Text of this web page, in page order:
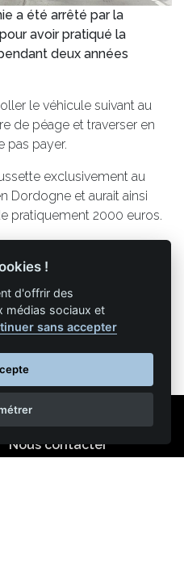
a été arrêté par la
avoir pratiqué la
deux années
le véhicule suivant au
de péage et traverser en
pas payer.
exclusivement au
Dordogne et aurait ainsi
pratiquement 2000 euros.
des articles
Nous contacter
!
d'offrir des
médias sociaux et
sans accepter